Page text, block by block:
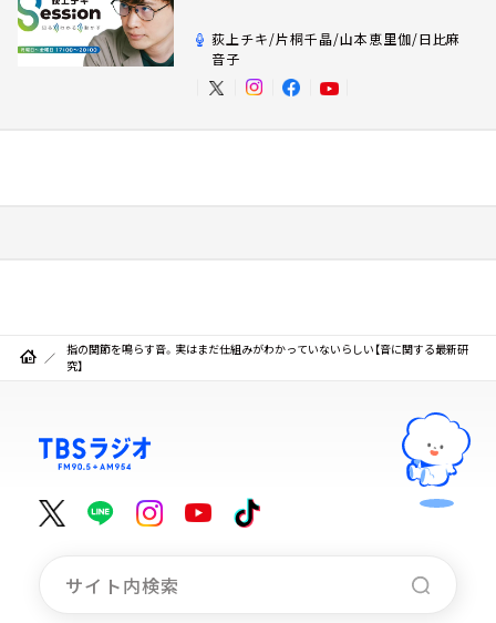
荻上チキ/片桐千晶/山本恵里伽/日比麻
音子
指の関節を鳴らす音。実はまだ仕組みがわかっていないらしい【音に関する最新研
究】